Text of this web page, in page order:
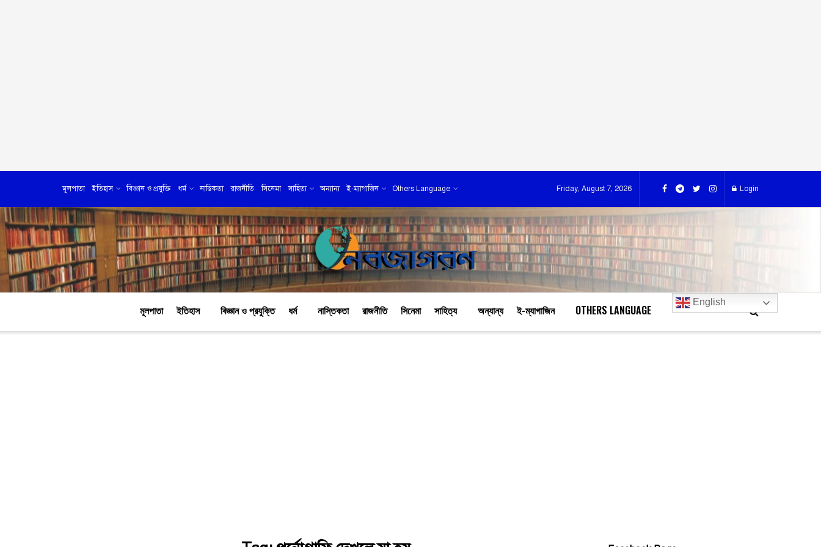
মূলপাতা ইতিহাস বিজ্ঞান ও প্রযুক্তি ধর্ম নাস্তিকতা রাজনীতি সিনেমা সাহিত্য অন্যান্য ই-ম্যাগাজিন Others Language Friday, August 7, 2026 Login
মূলপাতা ইতিহাস বিজ্ঞান ও প্রযুক্তি ধর্ম নাস্তিকতা রাজনীতি সিনেমা সাহিত্য অন্যান্য ই-ম্যাগাজিন OTHERS LANGUAGE
English